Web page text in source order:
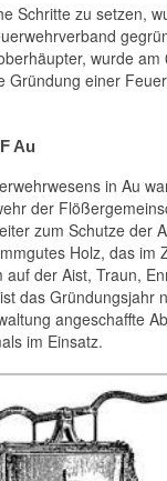
Schritte zu setzen,
wurde am
Gründung einer
Au
in Au
der
zum Schutze der
Holz, das im
auf der Aist, Traun,
das Gründungsjahr
angeschaffte
im Einsatz.